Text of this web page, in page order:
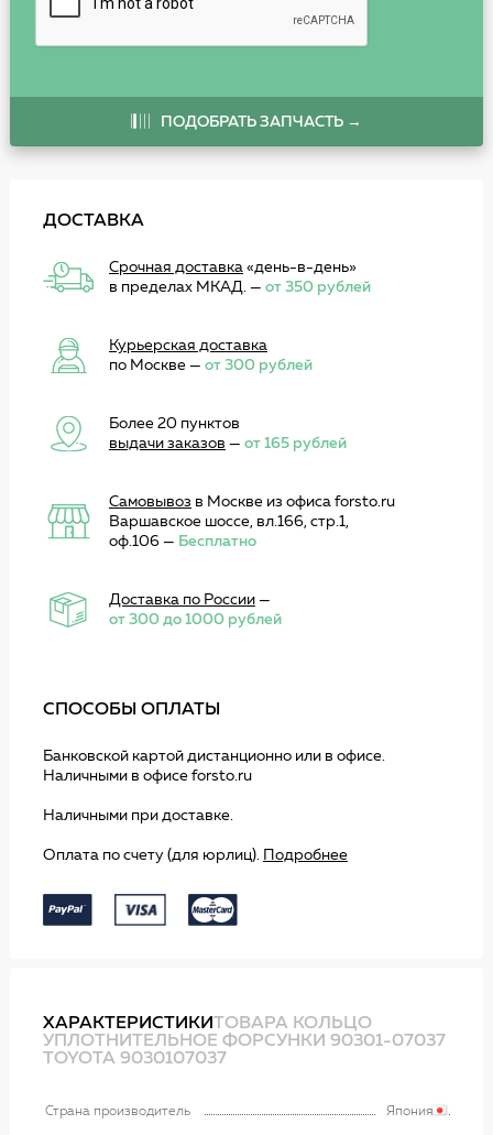
ПОДОБРАТЬ ЗАПЧАСТЬ →
ДОСТАВКА
Срочная доставка«день-в-день»
в пределах МКАД. — от 350 рублей
Курьерская доставка
по Москве — от 300 рублей
Более 20 пунктов
выдачи заказов — от 165 рублей
Самовывоз в Москве из офиса forsto.ru
Варшавское шоссе, вл.166, стр.1,
оф.106 — Бесплатно
Доставка по России—
от 300 до 1000 рублей
СПОСОБЫ ОПЛАТЫ
Банковской картой дистанционно или в офисе.
Наличными в офисе forsto.ru
Наличными при доставке.
Оплата по счету (для юрлиц). Подробнее
ХАРАКТЕРИСТИКИТОВАРА КОЛЬЦО
УПЛОТНИТЕЛЬНОЕ ФОРСУНКИ 90301-07037
TOYOTA 9030107037
Страна производитель Япония